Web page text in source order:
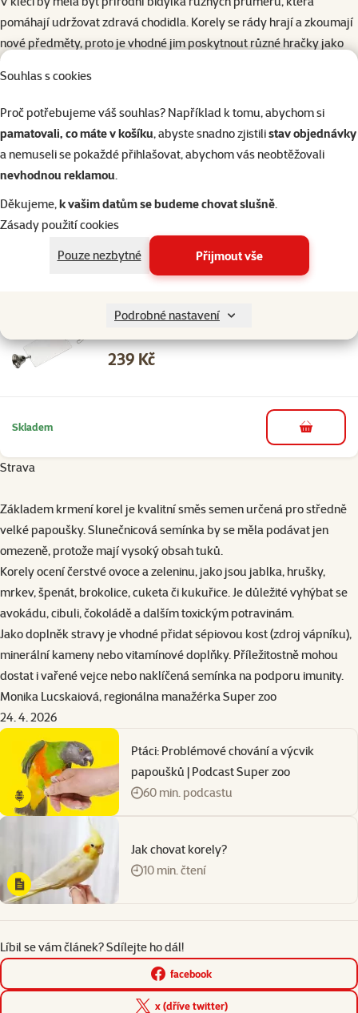
Souhlas s cookies
Proč potřebujeme váš souhlas? Například k tomu, abychom si
pamatovali, co máte v košíku, abyste snadno zjistilistav objednávky
a nemuseli se pokaždé přihlašovat, abychom vás neobtěžovali
nevhodnou reklamou.
Děkujeme,k vašim datům se budeme chovat slušně.
Zásady použití cookies
Pouze nezbytné
Přijmout vše
Podrobné nastavení
pomáhají udržovat zdravá chodidla. Korely se rády hrají a zkoumají
nové předměty, proto je vhodné jim poskytnout různé hračky jako
jsou zvonečky, zrcátka, žebříky či dřevěné kostky k okusování.
Hračka Epic Pet závěsná ze dřeva se
zvonkem 30x12cm
Cena
259 Kč
Hodnocení 0%
Cena
239 Kč
Skladem do košíku
Strava
Základem krmení korel je kvalitní směs semen určená pro středně
velké papoušky. Slunečnicová semínka by se měla podávat jen
omezeně, protože mají vysoký obsah tuků.
Korely ocení čerstvé ovoce a zeleninu, jako jsou jablka, hrušky,
mrkev, špenát, brokolice, cuketa či kukuřice. Je důležité vyhýbat se
avokádu, cibuli, čokoládě a dalším toxickým potravinám.
Jako doplněk stravy je vhodné přidat sépiovou kost (zdroj vápníku),
minerální kameny nebo vitamínové doplňky. Příležitostně mohou
dostat i vařené vejce nebo naklíčená semínka na podporu imunity.
Monika Lucskaiová, regionálna manažérka Super zoo
24. 4. 2026
Ptáci: Problémové chování a výcvik
papoušků | Podcast Super zoo
60 min. podcastu
Jak chovat korely?
10 min. čtení
Líbil se vám článek? Sdílejte ho dál!
facebook
x (dříve twitter)